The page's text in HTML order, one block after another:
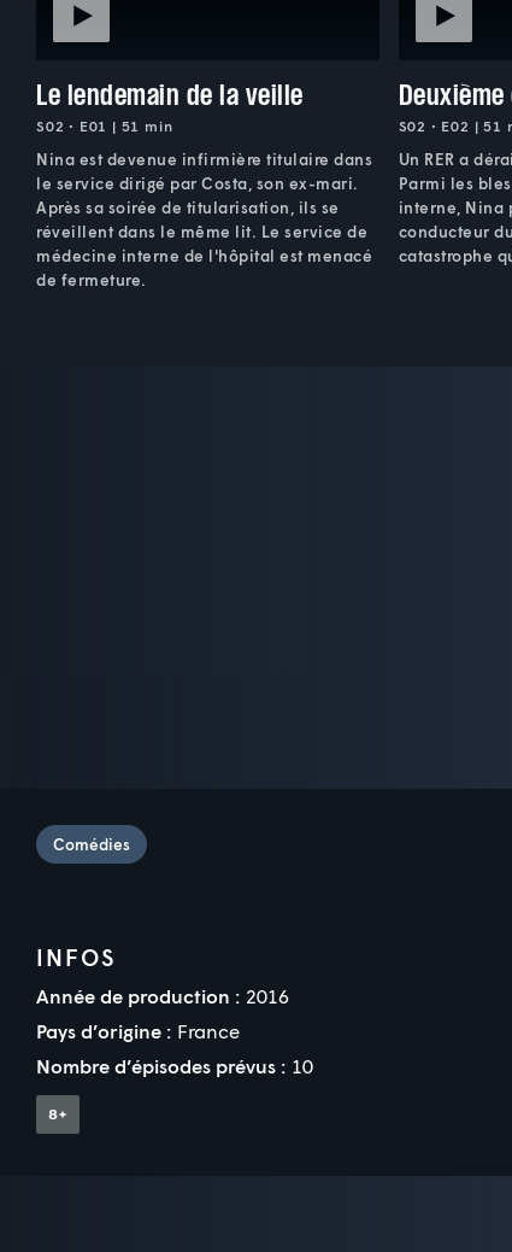
Le lendemain de la veille
S02 • E01 | 51 min
Nina est devenue infirmière titulaire dans
le service dirigé par Costa, son ex-mari.
Après sa soirée de titularisation, ils se
réveillent dans le même lit. Le service de
médecine interne de l'hôpital est menacé
de fermeture.
S02 • E02 | 51
Un RER a
Parmi les
interne, Nina
conducteur
catastrophe
Comédies
INFOS
Année de production : 2016
Pays d’origine : France
Nombre d’épisodes prévus : 10